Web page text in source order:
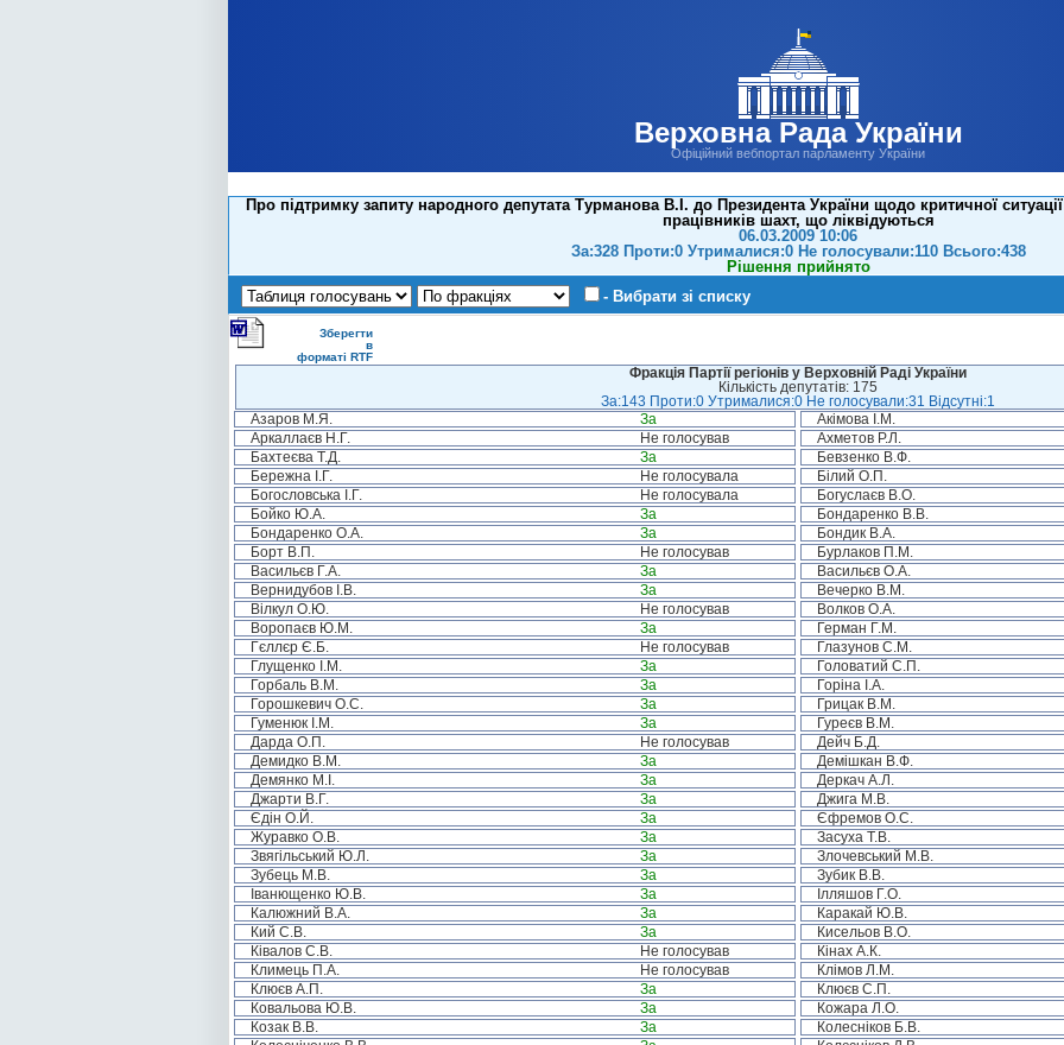
Верховна Рада України
Офіційний вебпортал парламенту України
Про підтримку запиту народного депутата Турманова В.І. до Президента України щодо критичної
працівників шахт, що ліквідуються
06.03.2009 10:06
За:328 Проти:0 Утрималися:0 Не голосували:110 Всього:438
Рішення прийнято
- Вибрати зі списку
Зберегти
в
форматі RTF
Фракція Партії регіонів у Верховній Раді України
Кількість депутатів: 175
За:143 Проти:0 Утрималися:0 Не голосували:31 Відсутні:1
Азаров М.Я.
За
Акімова І.М.
Аркаллаєв Н.Г.
Не голосував
Ахметов Р.Л.
Бахтеєва Т.Д.
За
Бевзенко В.Ф.
Бережна І.Г.
Не голосувала
Білий О.П.
Богословська І.Г.
Не голосувала
Богуслаєв В.О.
Бойко Ю.А.
За
Бондаренко В.В.
Бондаренко О.А.
За
Бондик В.А.
Борт В.П.
Не голосував
Бурлаков П.М.
Васильєв Г.А.
За
Васильєв О.А.
Вернидубов І.В.
За
Вечерко В.М.
Вілкул О.Ю.
Не голосував
Волков О.А.
Воропаєв Ю.М.
За
Герман Г.М.
Гєллєр Є.Б.
Не голосував
Глазунов С.М.
Глущенко І.М.
За
Головатий С.П.
Горбаль В.М.
За
Горіна І.А.
Горошкевич О.С.
За
Грицак В.М.
Гуменюк І.М.
За
Гуреєв В.М.
Дарда О.П.
Не голосував
Дейч Б.Д.
Демидко В.М.
За
Демішкан В.Ф.
Демянко М.І.
За
Деркач А.Л.
Джарти В.Г.
За
Джига М.В.
Єдін О.Й.
За
Єфремов О.С.
Журавко О.В.
За
Засуха Т.В.
Звягільський Ю.Л.
За
Злочевський М.В.
Зубець М.В.
За
Зубик В.В.
Іванющенко Ю.В.
За
Ілляшов Г.О.
Калюжний В.А.
За
Каракай Ю.В.
Кий С.В.
За
Кисельов В.О.
Ківалов С.В.
Не голосував
Кінах А.К.
Климець П.А.
Не голосував
Клімов Л.М.
Клюєв А.П.
За
Клюєв С.П.
Ковальова Ю.В.
За
Кожара Л.О.
Козак В.В.
За
Колесніков Б.В.